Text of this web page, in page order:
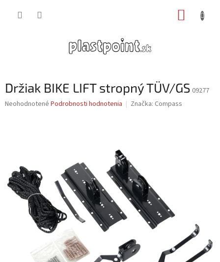
Držiak BIKE LIFT stropný TÜV/GS 09277
Priemerné
hviezdičiek.
Neohodnotené Podrobnosti hodnotenia Značka: Compass